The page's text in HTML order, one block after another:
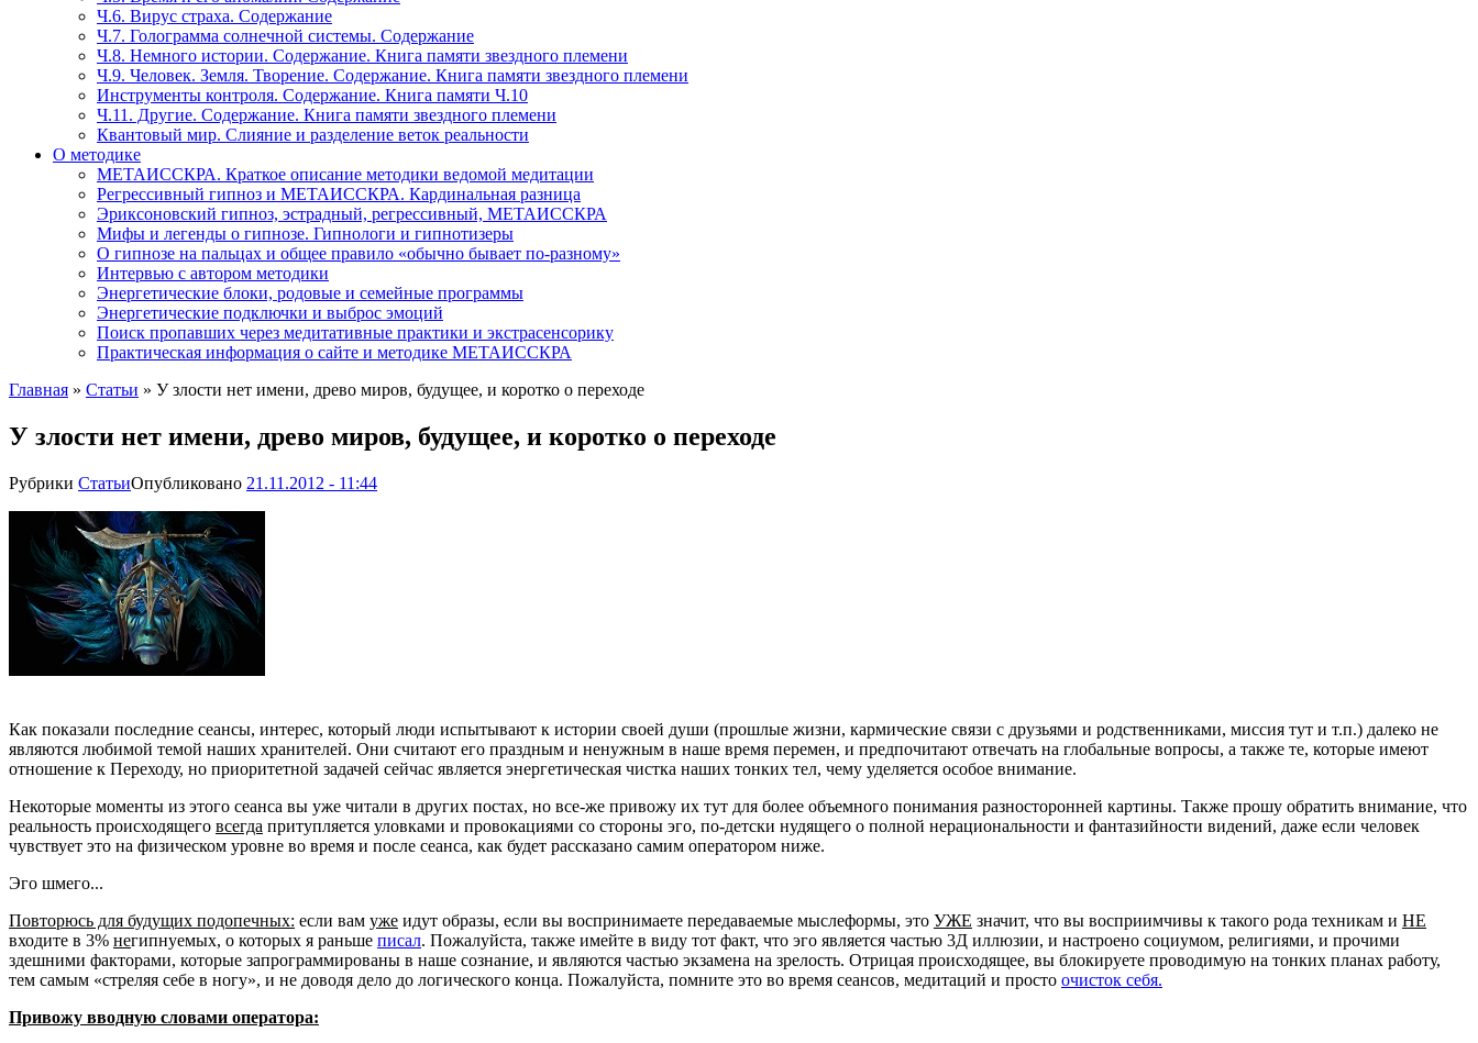
Ч.6. Вирус страха. Содержание
Ч.7. Голограмма солнечной системы. Содержание
Ч.8. Немного истории. Содержание. Книга памяти звездного племени
Ч.9. Человек. Земля. Творение. Содержание. Книга памяти звездного племени
Инструменты контроля. Содержание. Книга памяти Ч.10
Ч.11. Другие. Содержание. Книга памяти звездного племени
Квантовый мир. Слияние и разделение веток реальности
О методике
МЕТАИССКРА. Краткое описание методики ведомой медитации
Регрессивный гипноз и МЕТАИССКРА. Кардинальная разница
Эриксоновский гипноз, эстрадный, регрессивный, МЕТАИССКРА
Мифы и легенды о гипнозе. Гипнологи и гипнотизеры
О гипнозе на пальцах и общее правило «обычно бывает по-разному»
Интервью с автором методики
Энергетические блоки, родовые и семейные программы
Энергетические подключки и выброс эмоций
Поиск пропавших через медитативные практики и экстрасенсорику
Практическая информация о сайте и методике МЕТАИССКРА
Главная » Статьи » У злости нет имени, древо миров, будущее, и коротко о переходе
У злости нет имени, древо миров, будущее, и коротко о переходе
Рубрики СтатьиОпубликовано 21.11.2012 - 11:44
Как показали последние сеансы, интерес, который люди испытывают к истории своей души (прошлые жизни, кармические связи с друзьями и родственниками, миссия тут и т.п.) далеко не
являются любимой темой наших хранителей. Они считают его праздным и ненужным в наше время перемен, и предпочитают отвечать на глобальные вопросы, а также те, которые имеют
отношение к Переходу, но приоритетной задачей сейчас является энергетическая чистка наших тонких тел, чему уделяется особое внимание.
Некоторые моменты из этого сеанса вы уже читали в других постах, но все-же привожу их тут для более объемного понимания разносторонней картины. Также прошу обратить внимание, что
реальность происходящего всегда притупляется уловками и провокациями со стороны эго, по-детски нудящего о полной нерациональности и фантазийности видений, даже если человек
чувствует это на физическом уровне во время и после сеанса, как будет рассказано самим оператором ниже.
Эго шмего...
Повторюсь для будущих подопечных: если вам уже идут образы, если вы воспринимаете передаваемые мыслеформы, это УЖЕ значит, что вы восприимчивы к такого рода техникам и НЕ
входите в 3% негипнуемых, о которых я раньше писал. Пожалуйста, также имейте в виду тот факт, что эго является частью 3Д иллюзии, и настроено социумом, религиями, и прочими
здешними факторами, которые запрограммированы в наше сознание, и являются частью экзамена на зрелость. Отрицая происходящее, вы блокируете проводимую на тонких планах работу,
тем самым «стреляя себе в ногу», и не доводя дело до логического конца. Пожалуйста, помните это во время сеансов, медитаций и просто очисток себя.
Привожу вводную словами оператора: